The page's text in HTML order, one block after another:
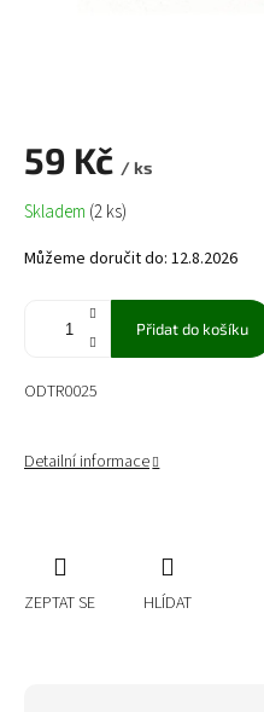
59 Kč / ks
Měrná
cena:
Skladem (2 ks)
Můžeme doručit do: 12.8.2026
Přidat do košíku
ODTR0025
Detailní informace
ZEPTAT SE HLÍDAT